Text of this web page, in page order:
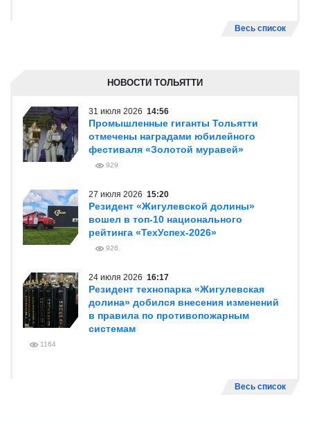
Весь список
НОВОСТИ ТОЛЬЯТТИ
31 июля 2026 14:56
Промышленные гиганты Тольятти
отмечены наградами юбилейного
фестиваля «Золотой муравей»
929
27 июля 2026 15:20
Резидент «Жигулевской долины»
вошел в топ-10 национального
рейтинга «ТехУспех-2026»
926
24 июля 2026 16:17
Резидент технопарка «Жигулевская
долина» добился внесения изменений
в правила по противопожарным
системам
1164
Весь список